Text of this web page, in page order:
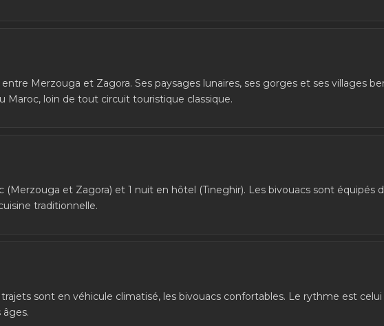
Merzouga et Zagora. Ses paysages lunaires, ses gorges et ses villages
Maroc, loin de tout circuit touristique classique.
(Merzouga et Zagora) et 1 nuit en hôtel (Tineghir). Les bivouacs sont équipés
traditionnelle.
sont en véhicule climatisé, les bivouacs confortables. Le rythme est celui